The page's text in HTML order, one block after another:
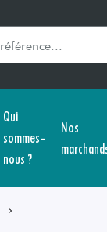
Qui
sommes-
nous ?
Nos